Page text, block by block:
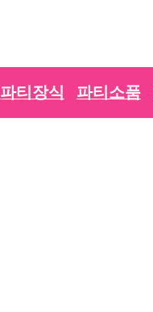
파티장식 파티소품